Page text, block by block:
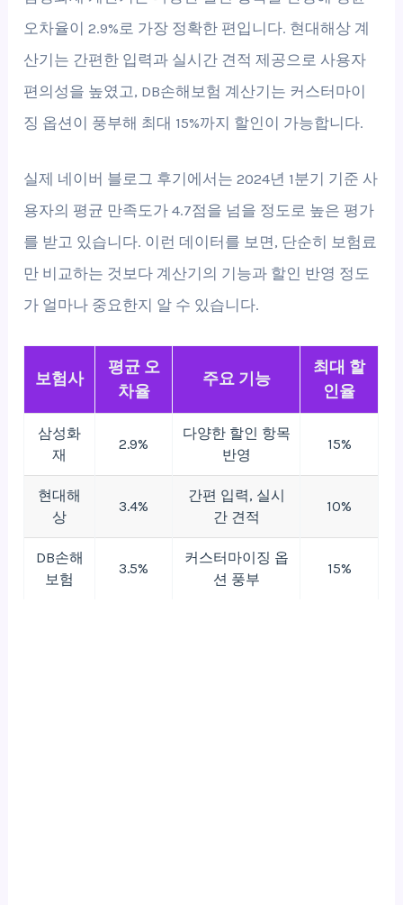
오차율이 2.9%로 가장 정확한 편입니다. 현대해상 계
산기는 간편한 입력과 실시간 견적 제공으로 사용자
편의성을 높였고, DB손해보험 계산기는 커스터마이
징 옵션이 풍부해 최대 15%까지 할인이 가능합니다.
실제 네이버 블로그 후기에서는 2024년 1분기 기준 사
용자의 평균 만족도가 4.7점을 넘을 정도로 높은 평가
를 받고 있습니다. 이런 데이터를 보면, 단순히 보험료
만 비교하는 것보다 계산기의 기능과 할인 반영 정도
가 얼마나 중요한지 알 수 있습니다.
보험사
평균 오
차율
주요 기능
최대 할
인율
삼성화
재
2.9%
다양한 할인 항목
반영
15%
현대해
상
3.4%
간편 입력, 실시
간 견적
10%
DB손해
보험
3.5%
커스터마이징 옵
션 풍부
15%